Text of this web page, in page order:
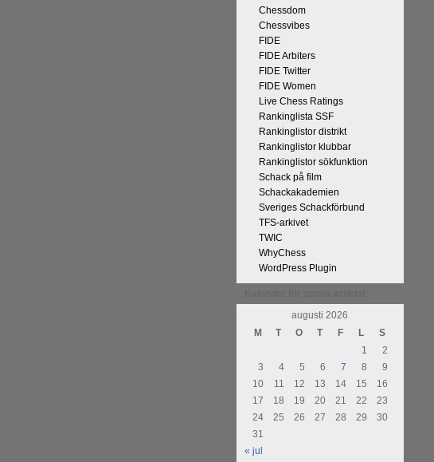
Chessdom
Chessvibes
FIDE
FIDE Arbiters
FIDE Twitter
FIDE Women
Live Chess Ratings
Rankinglista SSF
Rankinglistor distrikt
Rankinglistor klubbar
Rankinglistor sökfunktion
Schack på film
Schackakademien
Sveriges Schackförbund
TFS-arkivet
TWIC
WhyChess
WordPress Plugin
augusti 2026
M
T O T F L
S
1
2
3
4 5 6 7 8
9
10
11 12 13 14 15
16
17
18 19 20 21 22
23
24
25 26 27 28 29
30
31
« jul